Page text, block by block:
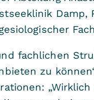
Damp,
fachlichen
zu